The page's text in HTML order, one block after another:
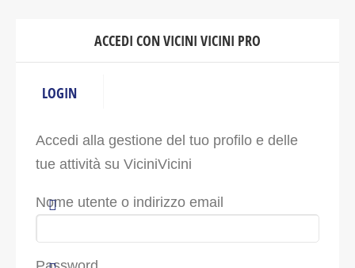
ACCEDI CON VICINI VICINI PRO
LOGIN
Accedi alla gestione del tuo profilo e delle
tue attività su ViciniVicini
Nome utente o indirizzo email